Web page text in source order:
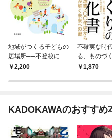
地域がつくる子どもの
居場所──不登校にな
っても孤立しないまち
2,200
不確実な時
る、ものづ
書――フォー
からデジタ
1,870
KADOKAWAのおすすめ